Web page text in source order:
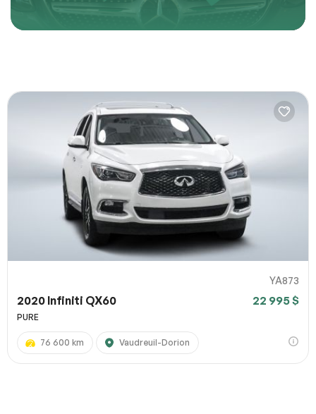
YA873
2020 Infiniti QX60 22 995 $
PURE
76 600 km Vaudreuil-Dorion
100% SÉCURITAIRE
Soumettre
Décrivez comment reproduire le problème
URL de la page
URL de capture d`écran
Partagez un lien vers une capture d`écran ou une vidéo
illustrant le problème (facultatif). Vous pouvez importer
votre fichier sur des services comme Google Drive,
Dropbox, Imgur ou OneDrive et coller le lien ici.